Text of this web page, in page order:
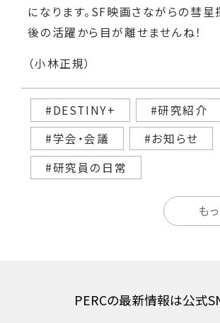
になり ます。 SF映画さながらの彗星
後の活躍から目が離せませんね！
（小林正規）
#DESTINY+
#研究紹介
#学会・会議
#お知らせ
#研究員の日常
も
PERCの最新情報は公式